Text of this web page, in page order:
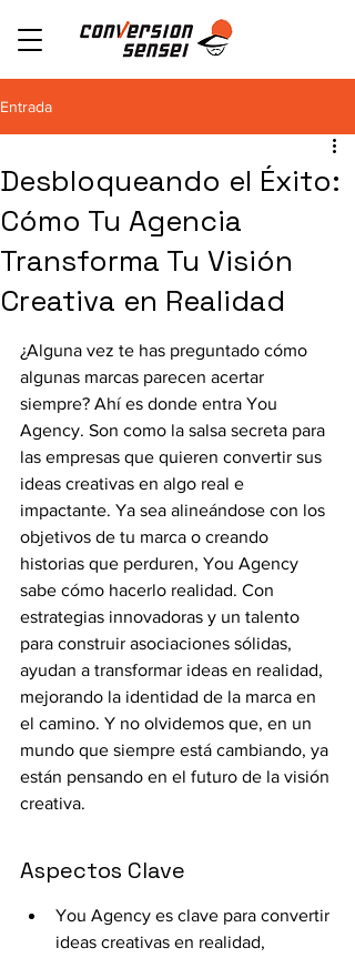
Entrada
Desbloqueando el Éxito:
Cómo Tu Agencia
Transforma Tu Visión
Creativa en Realidad
¿Alguna vez te has preguntado cómo
algunas marcas parecen acertar
siempre? Ahí es donde entra You
Agency. Son como la salsa secreta para
las empresas que quieren convertir sus
ideas creativas en algo real e
impactante. Ya sea alineándose con los
objetivos de tu marca o creando
historias que perduren, You Agency
sabe cómo hacerlo realidad. Con
estrategias innovadoras y un talento
para construir asociaciones sólidas,
ayudan a transformar ideas en realidad,
mejorando la identidad de la marca en
el camino. Y no olvidemos que, en un
mundo que siempre está cambiando, ya
están pensando en el futuro de la visión
creativa.
Aspectos Clave
You Agency es clave para convertir
ideas creativas en realidad,